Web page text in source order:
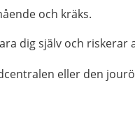
och kräks.
dig själv och riskerar
eller den